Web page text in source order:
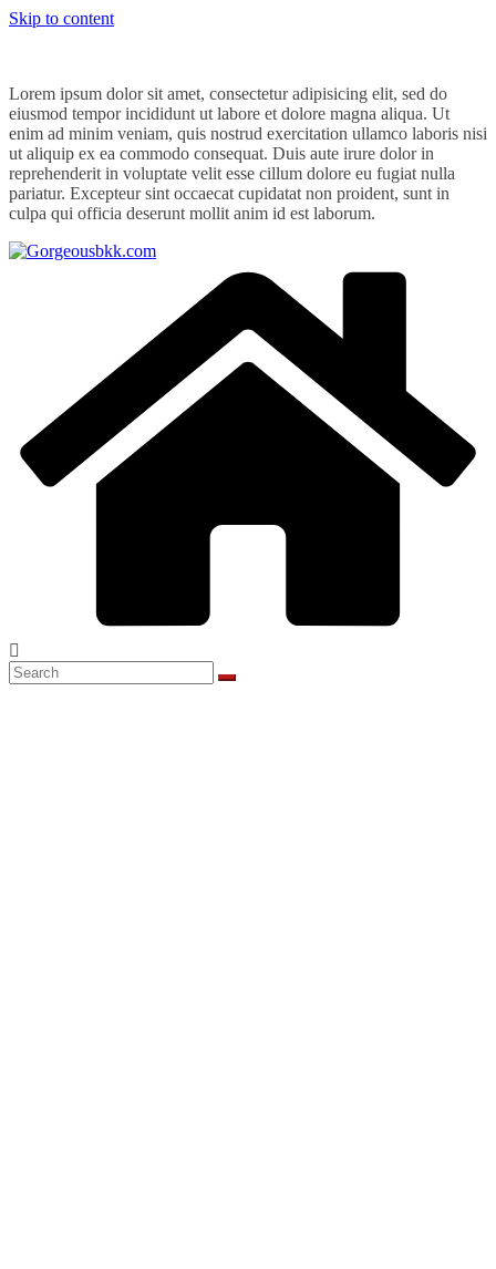
Skip to content
Lorem ipsum dolor sit amet, consectetur adipisicing elit, sed do
eiusmod tempor incididunt ut labore et dolore magna aliqua. Ut
enim ad minim veniam, quis nostrud exercitation ullamco laboris nisi
ut aliquip ex ea commodo consequat. Duis aute irure dolor in
reprehenderit in voluptate velit esse cillum dolore eu fugiat nulla
pariatur. Excepteur sint occaecat cupidatat non proident, sunt in
culpa qui officia deserunt mollit anim id est laborum.